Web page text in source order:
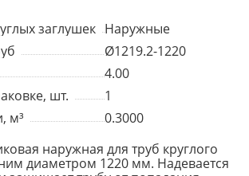
заглушек Наружные
Ø1219.2-1220
4.00
шт.
1
м³
0.3000
наружная для труб круглого
диаметром 1220 мм. Надевается